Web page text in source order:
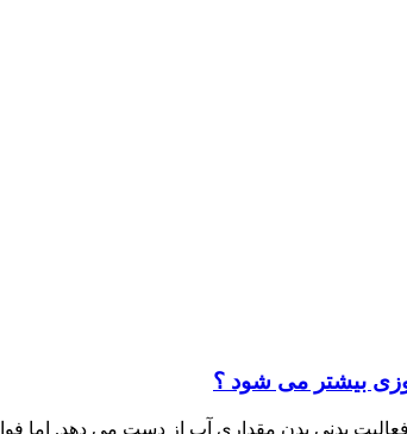
بیشتر می شود ؟
بدنی بدن مقداری آب از دست می دهد. اما